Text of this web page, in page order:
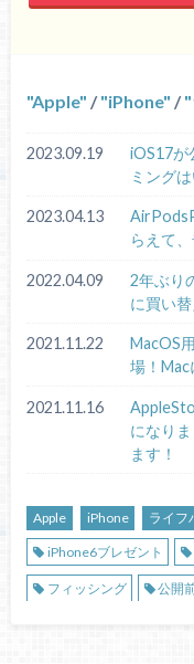
Apple / iPhone /
2023.09.19
iOS17が
ミング
2023.04.13
らえて
2022.04.09
2年ぶり
に買い替
2021.11.22
MacOS
場！Mac
2021.11.16
になり
ます！
Apple iPhone
ライフ
iPhone6ブレゼント
フィッシング 公開